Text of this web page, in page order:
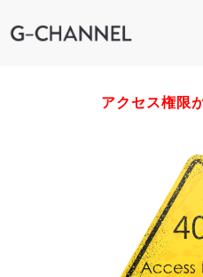
プライバシーポリシー
アクセス権限